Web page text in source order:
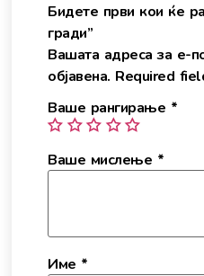
Бидете први кои ќе
гради”
Вашата адреса за е-
објавена. Required
Ваше рангирање *
Ваше мислење *
Име *